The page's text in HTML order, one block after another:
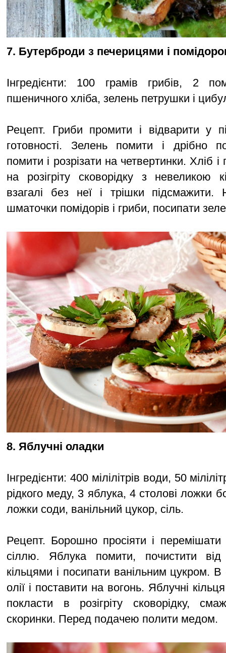
7. Бутерброди з печерицями і
Інгредієнти: 100 грамів грибів, 2
пшеничного хліба, зелень петрушки і
Рецепт. Гриби промити і відварити у
готовності. Зелень помити і дрібно
помити і розрізати на четвертинки. Хліб
на розігріту сковорідку з невеликою
взагалі без неї і трішки підсмажити.
шматочки помідорів і гриби, посипати
8. Яблучні оладки
Інгредієнти: 400 мілілітрів води, 50
рідкого меду, 3 яблука, 4 столові ложки
ложки соди, ванільний цукор, сіль.
Рецепт. Борошно просіяти і
сіллю. Яблука помити, почистити від
кільцями і посипати ванільним цукром. В
олії і поставити на вогонь. Яблучні
покласти в розігріту сковорідку,
скоринки. Перед подачею полити медом.